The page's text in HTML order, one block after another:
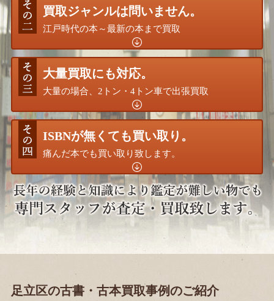
買取ジャンルは問いません。
江戸時代の本～最新の本まで買取
大量買取にも対応。
大量の場合、2トン・4トン車で出張買取
ISBNが無くても買い取り。
痛んだ本でも買い取り致します。
足立区の古書・古本買取事例のご紹介